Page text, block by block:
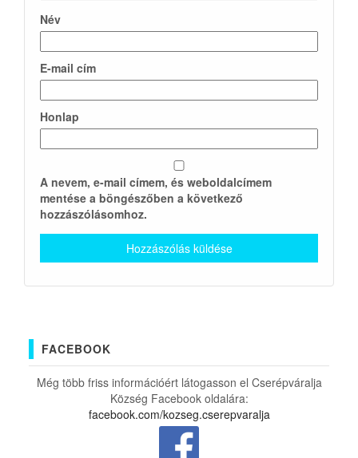
Név
E-mail cím
Honlap
A nevem, e-mail címem, és weboldalcímem
mentése a böngészőben a következő
hozzászólásomhoz.
FACEBOOK
Még több friss információért látogasson el Cserépváralja
Község Facebook oldalára:
facebook.com/kozseg.cserepvaralja